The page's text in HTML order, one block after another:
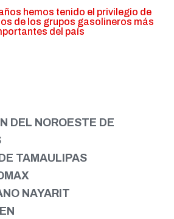
hemos tenido el privilegio de
de los grupos gasolineros más
del país
DEL NOROESTE DE
TAMAULIPAS
NAYARIT